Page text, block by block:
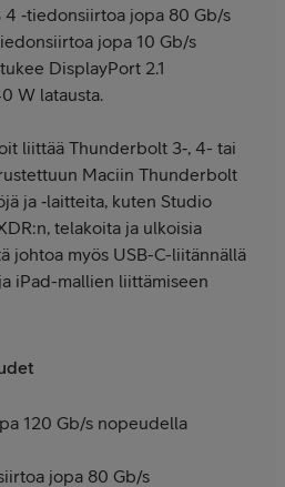
‑tiedon­siirtoa jopa 80 Gb/s
jopa 10 Gb/s
DisplayPort 2.1
W latausta.
liittää Thunderbolt 3‑, 4- tai
Maciin Thunderbolt
ja ‑laitteita, kuten Studio
telakoita ja ulkoisia
johtoa myös USB-C-liitännällä
iPad-mallien liittämiseen
120 Gb/s nopeudella
jopa 80 Gb/s